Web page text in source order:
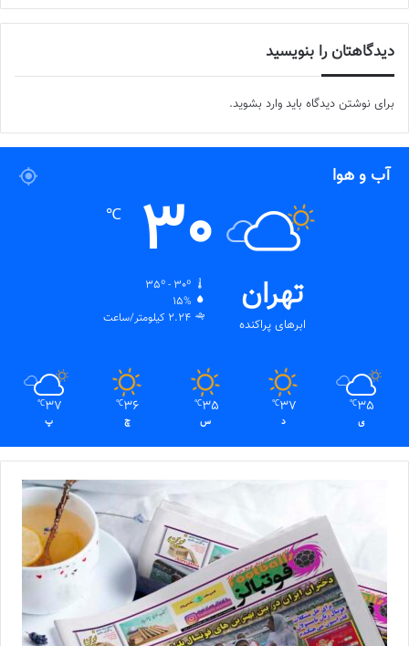
دیدگاهتان را بنویسید
برای نوشتن دیدگاه باید وارد بشوید.
آب و هوا
تهران
ابرهای پراکنده
30
℃
35º - 30º
15%
2.24 کیلومتر/ساعت
35
℃
ی
37
℃
د
35
℃
س
36
℃
چ
37
℃
پ